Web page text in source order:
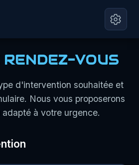
RENDEZ-VOUS
d'intervention souhaitée et
Nous vous proposerons
adapté à votre urgence.